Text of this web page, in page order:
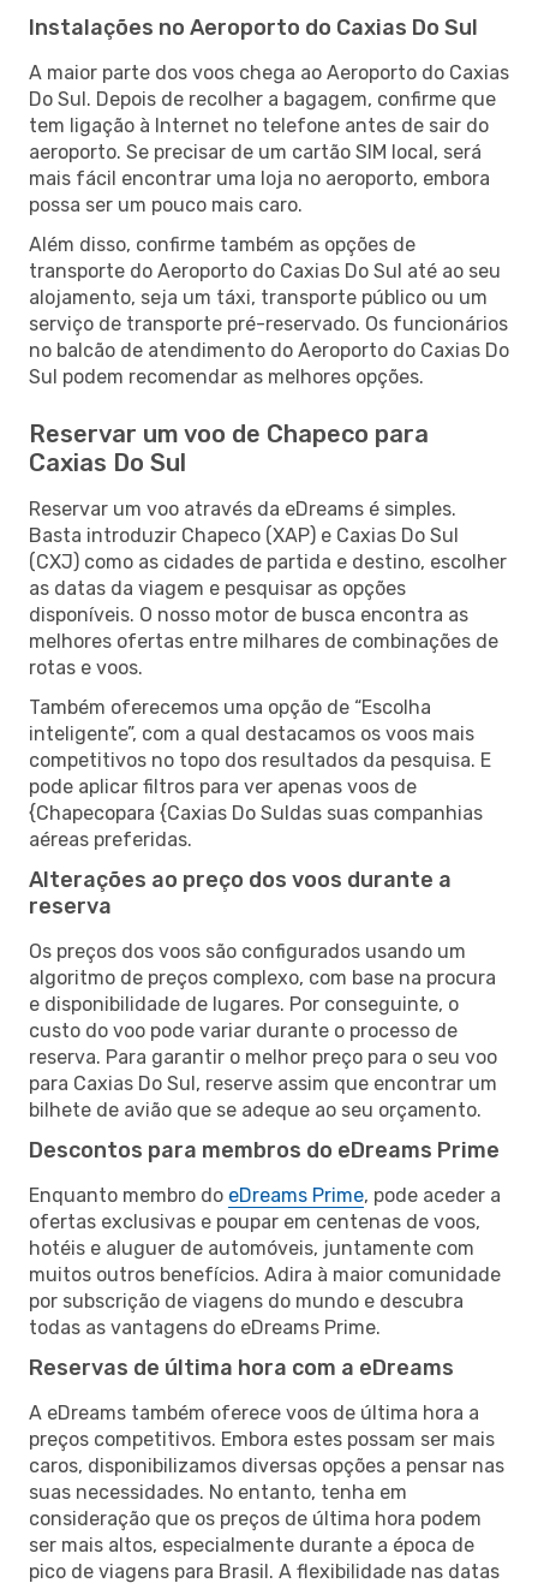
Instalações no Aeroporto do Caxias Do Sul
A maior parte dos voos chega ao Aeroporto do Caxias
Do Sul. Depois de recolher a bagagem, confirme que
tem ligação à Internet no telefone antes de sair do
aeroporto. Se precisar de um cartão SIM local, será
mais fácil encontrar uma loja no aeroporto, embora
possa ser um pouco mais caro.
Além disso, confirme também as opções de
transporte do Aeroporto do Caxias Do Sul até ao seu
alojamento, seja um táxi, transporte público ou um
serviço de transporte pré-reservado. Os funcionários
no balcão de atendimento do Aeroporto do Caxias Do
Sul podem recomendar as melhores opções.
Reservar um voo de Chapeco para
Caxias Do Sul
Reservar um voo através da eDreams é simples.
Basta introduzir Chapeco (XAP) e Caxias Do Sul
(CXJ) como as cidades de partida e destino, escolher
as datas da viagem e pesquisar as opções
disponíveis. O nosso motor de busca encontra as
melhores ofertas entre milhares de combinações de
rotas e voos.
Também oferecemos uma opção de “Escolha
inteligente”, com a qual destacamos os voos mais
competitivos no topo dos resultados da pesquisa. E
pode aplicar filtros para ver apenas voos de
{Chapecopara {Caxias Do Suldas suas companhias
aéreas preferidas.
Alterações ao preço dos voos durante a
reserva
Os preços dos voos são configurados usando um
algoritmo de preços complexo, com base na procura
e disponibilidade de lugares. Por conseguinte, o
custo do voo pode variar durante o processo de
reserva. Para garantir o melhor preço para o seu voo
para Caxias Do Sul, reserve assim que encontrar um
bilhete de avião que se adeque ao seu orçamento.
Descontos para membros do eDreams Prime
Enquanto membro do eDreams Prime, pode aceder a
ofertas exclusivas e poupar em centenas de voos,
hotéis e aluguer de automóveis, juntamente com
muitos outros benefícios. Adira à maior comunidade
por subscrição de viagens do mundo e descubra
todas as vantagens do eDreams Prime.
Reservas de última hora com a eDreams
A eDreams também oferece voos de última hora a
preços competitivos. Embora estes possam ser mais
caros, disponibilizamos diversas opções a pensar nas
suas necessidades. No entanto, tenha em
consideração que os preços de última hora podem
ser mais altos, especialmente durante a época de
pico de viagens para Brasil. A flexibilidade nas datas